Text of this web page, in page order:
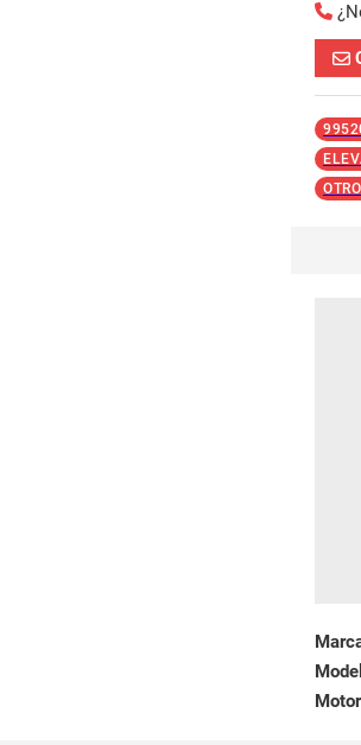
Motor